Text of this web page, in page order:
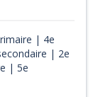
| 4e
| 2e
| 5e